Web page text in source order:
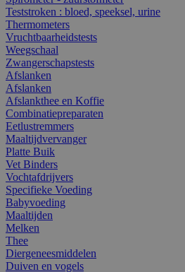
Teststroken : bloed, speeksel, urine
Thermometers
Vruchtbaarheidstests
Weegschaal
Zwangerschapstests
Afslanken
Afslanken
Afslankthee en Koffie
Combinatiepreparaten
Eetlustremmers
Maaltijdvervanger
Platte Buik
Vet Binders
Vochtafdrijvers
Specifieke Voeding
Babyvoeding
Maaltijden
Melken
Thee
Diergeneesmiddelen
Duiven en vogels